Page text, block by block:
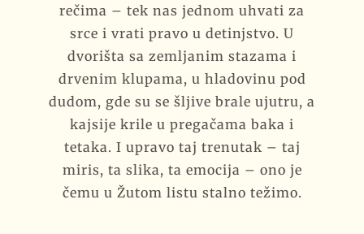
rečima – tek nas jednom uhvati za
srce i vrati pravo u detinjstvo. U
dvorišta sa zemljanim stazama i
drvenim klupama, u hladovinu pod
dudom, gde su se šljive brale ujutru, a
kajsije krile u pregačama baka i
tetaka. I upravo taj trenutak – taj
miris, ta slika, ta emocija – ono je
čemu u Žutom listu stalno težimo.